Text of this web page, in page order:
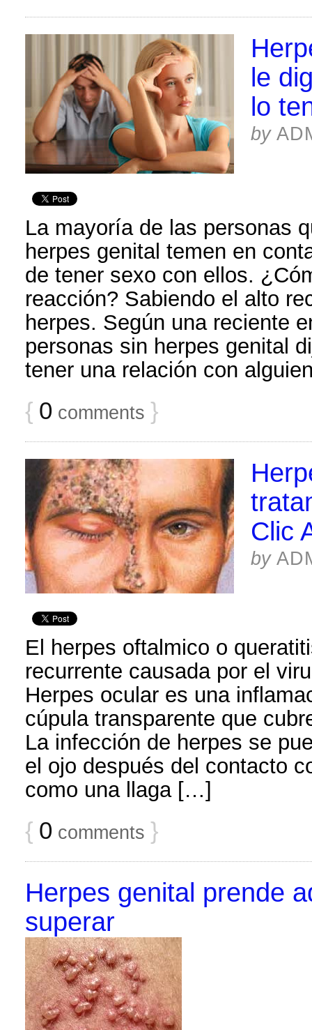
le
lo
by
La mayoría de las personas
herpes genital temen en
de tener sexo con ellos.
reacción? Sabiendo el alto
herpes. Según una reciente
personas sin herpes genital
tener una relación con
{ 0 comments }
Clic
by
El herpes oftalmico o
recurrente causada por el
Herpes ocular es una
cúpula transparente que
La infección de herpes se
el ojo después del contacto
como una llaga […]
{ 0 comments }
Herpes genital prende
superar